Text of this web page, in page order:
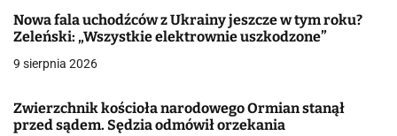
a
c
a
Nowa fala uchodźców z Ukrainy jeszcze w tym roku?
Zeleński: „Wszystkie elektrownie uszkodzone”
9 sierpnia 2026
Zwierzchnik kościoła narodowego Ormian stanął
przed sądem. Sędzia odmówił orzekania